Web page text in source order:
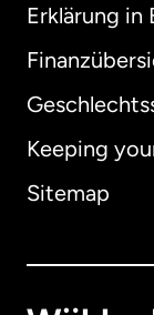
Erklärung in
Keeping
Sitemap